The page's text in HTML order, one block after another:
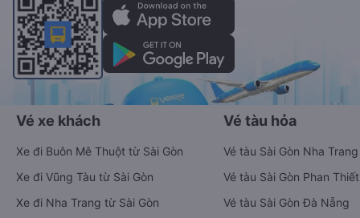
Vé xe khách
Xe đi Buôn Mê Thuột từ Sài Gòn
Xe đi Vũng Tàu từ Sài Gòn
Xe đi Nha Trang từ Sài Gòn
Vé tàu hỏa
Vé tàu Sài Gòn Nha Trang
Vé tàu Sài Gòn Phan Thiết
Vé tàu Sài Gòn Đà Nẵng